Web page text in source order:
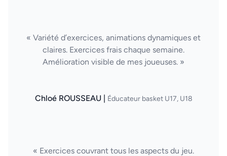
« Variété d’exercices, animations dynamiques et
claires. Exercices frais chaque semaine.
Amélioration visible de mes joueuses. »
Chloé ROUSSEAU | Éducateur basket U17, U18
« Exercices couvrant tous les aspects du jeu.